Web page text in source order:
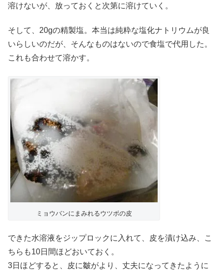
溶けないが、放っておくと次第に溶けていく。
そして、20gの精製塩。本当は純粋な塩化ナトリウムが良
いらしいのだが、そんなものはないので食塩で代用した。
これも合わせて溶かす。
ミョウバンにまみれるウツボの皮
できた水溶液をジップロックに入れて、皮を漬け込み、こ
ちらも10日間ほどおいておく。
3日ほどすると、皮に皺がより、丈夫になってきたように